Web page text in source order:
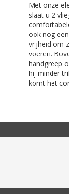
Met onze
slaat u 2
ook nog
vrijheid om
voeren.
handgreep
hij minder
komt het